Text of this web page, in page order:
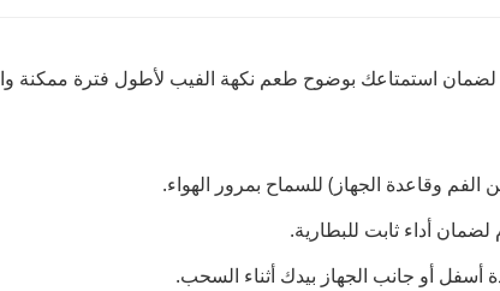
وقاعدة الجهاز) للسماح بمرور الهواء.
أداء ثابت للبطارية.
أسفل أو جانب الجهاز بيدك أثناء السحب.